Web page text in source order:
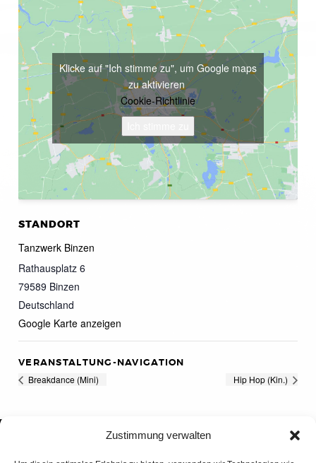
Zustimmung verwalten
STANDORT
Tanzwerk Binzen
Rathausplatz 6
79589 Binzen
Deutschland
Google Karte anzeigen
Klicke auf "Ich stimme zu", um Google maps
zu aktivieren
Cookie-Richtlinie
VERANSTALTUNG-NAVIGATION
Breakdance (Mini) Hip Hop (Kin.)